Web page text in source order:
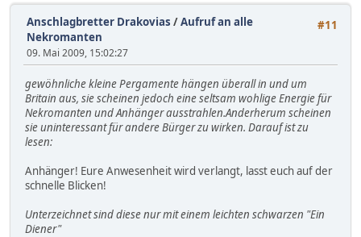
#11
Anschlagbretter Drakovias /Aufruf an alle
Nekromanten
09. Mai 2009, 15:02:27
gewöhnliche kleine Pergamente hängen überall in und um
Britain aus, sie scheinen jedoch eine seltsam wohlige Energie für
Nekromanten und Anhänger ausstrahlen.Anderherum scheinen
sie uninteressant für andere Bürger zu wirken. Darauf ist zu
lesen:
Anhänger! Eure Anwesenheit wird verlangt, lasst euch auf der
schnelle Blicken!
Unterzeichnet sind diese nur mit einem leichten schwarzen "Ein
Diener"